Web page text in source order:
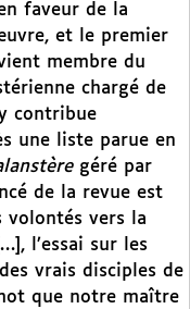
faveur de la
et le premier
membre du
chargé de
contribue
une liste parue en
géré par
de la revue est
volontés vers la
l’essai sur les
vrais disciples de
que notre maître